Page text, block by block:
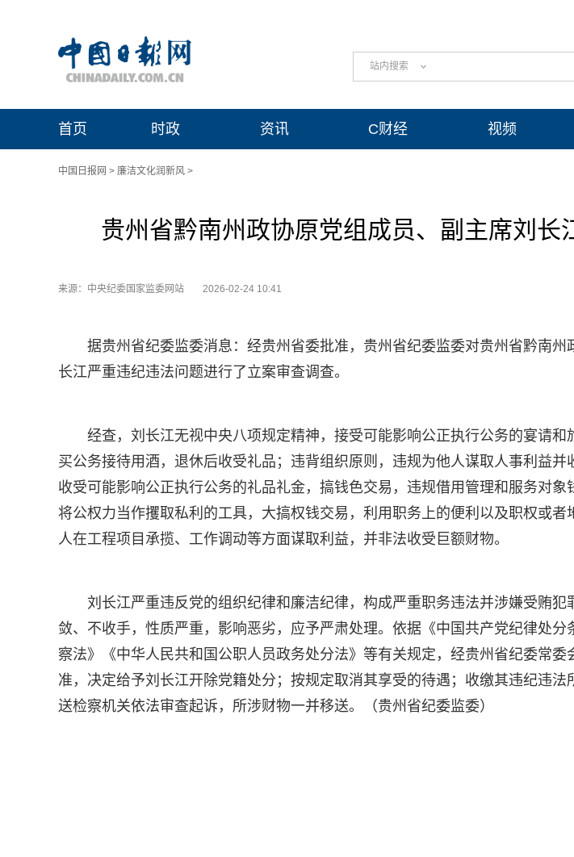
站内搜索
首页 时政 资讯 C财经 视频
中国日报网 > 廉洁文化润新风 >
贵州省黔南州政协原党组成员、副主席刘长
来源：中央纪委国家监委网站 2026-02-24 10:41
据贵州省纪委监委消息：经贵州省委批准，贵州省纪委监委对贵州省黔南州
长江严重违纪违法问题进行了立案审查调查。
经查，刘长江无视中央八项规定精神，接受可能影响公正执行公务的宴请和
买公务接待用酒，退休后收受礼品；违背组织原则，违规为他人谋取人事利益并
收受可能影响公正执行公务的礼品礼金，搞钱色交易，违规借用管理和服务对象
将公权力当作攫取私利的工具，大搞权钱交易，利用职务上的便利以及职权或者
人在工程项目承揽、工作调动等方面谋取利益，并非法收受巨额财物。
刘长江严重违反党的组织纪律和廉洁纪律，构成严重职务违法并涉嫌受贿犯
敛、不收手，性质严重，影响恶劣，应予严肃处理。依据《中国共产党纪律处分
察法》《中华人民共和国公职人员政务处分法》等有关规定，经贵州省纪委常委
准，决定给予刘长江开除党籍处分；按规定取消其享受的待遇；收缴其违纪违法
送检察机关依法审查起诉，所涉财物一并移送。（贵州省纪委监委）